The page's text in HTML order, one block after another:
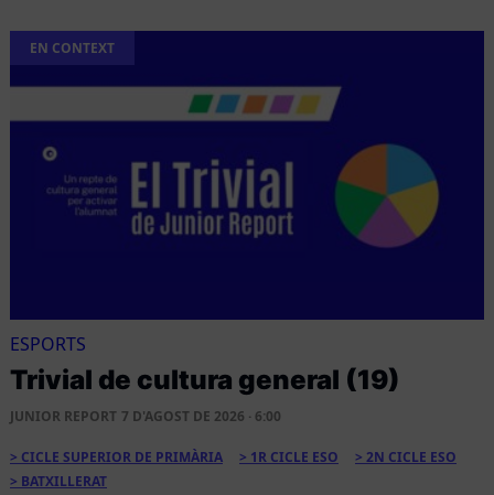
EN CONTEXT
ESPORTS
Trivial de cultura general (19)
JUNIOR REPORT 7 D'AGOST DE 2026 · 6:00
CICLE SUPERIOR DE PRIMÀRIA 1R CICLE ESO
2N CICLE ESO
BATXILLERAT